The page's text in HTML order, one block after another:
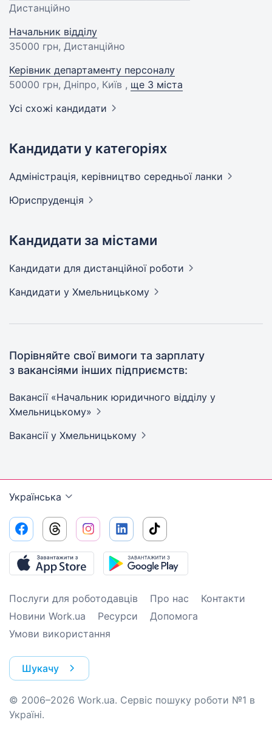
Дистанційно
Начальник відділу
35000 грн, Дистанційно
Керівник департаменту персоналу
50000 грн, Дніпро, Київ , ще 3 міста
Усі схожі кандидати
Кандидати у категоріях
Адмiнiстрацiя, керівництво середньої ланки
Юриспруденція
Кандидати за містами
Кандидати для дистанційної роботи
Кандидати у Хмельницькому
Порівняйте свої вимоги та зарплату
з вакансіями інших підприємств:
Вакансії «Начальник юридичного відділу у
Хмельницькому»
Вакансії у Хмельницькому
Українська
Послуги для роботодавців Про нас
Контакти
Новини Work.ua
Ресурси
Допомога
Умови використання
Шукачу
© 2006–2026 Work.ua. Сервіс пошуку роботи №1 в
Україні.